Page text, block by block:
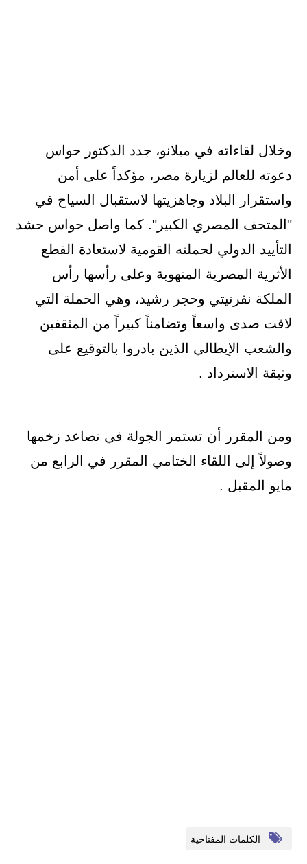
وخلال لقاءاته في ميلانو، جدد الدكتور حواس
دعوته للعالم لزيارة مصر، مؤكداً على أمن
واستقرار البلاد وجاهزيتها لاستقبال السياح في
"المتحف المصري الكبير". كما واصل حواس حشد
التأييد الدولي لحملته القومية لاستعادة القطع
الأثرية المصرية المنهوبة وعلى رأسها رأس
الملكة نفرتيتي وحجر رشيد، وهي الحملة التي
لاقت صدى واسعاً وتضامناً كبيراً من المثقفين
والشعب الإيطالي الذين بادروا بالتوقيع على
وثيقة الاسترداد .
ومن المقرر أن تستمر الجولة في تصاعد زخمها
وصولاً إلى اللقاء الختامي المقرر في الرابع من
مايو المقبل .
الكلمات المفتاحية